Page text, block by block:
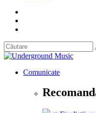
Comunicate